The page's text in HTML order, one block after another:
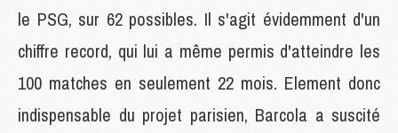
le PSG, sur 62 possibles. Il s'agit évidemment d'un
chiffre record, qui lui a même permis d'atteindre les
100 matches en seulement 22 mois. Element donc
indispensable du projet parisien, Barcola a suscité